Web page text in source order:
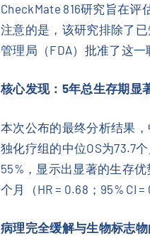
CheckMate 816研究旨在
注意的是，该研究排除了已
管理局（FDA）批准了这一
核心发现：5年总生存期显
本次公布的最终分析结果
独化疗组的中位OS为73.7
55%，显示出显著的生存
个月（HR = 0.68；95% CI
病理完全缓解与生物标志